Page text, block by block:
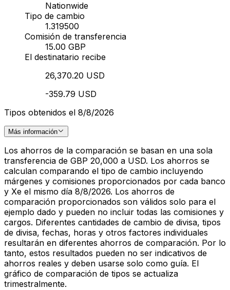
Nationwide
Tipo de cambio
1.319500
Comisión de transferencia
15.00 GBP
El destinatario recibe
26,370.20 USD
-359.79 USD
Tipos obtenidos el 8/8/2026
Más información
Los ahorros de la comparación se basan en una sola
transferencia de GBP 20,000 a USD. Los ahorros se
calculan comparando el tipo de cambio incluyendo
márgenes y comisiones proporcionados por cada banco
y Xe el mismo día 8/8/2026. Los ahorros de
comparación proporcionados son válidos solo para el
ejemplo dado y pueden no incluir todas las comisiones y
cargos. Diferentes cantidades de cambio de divisa, tipos
de divisa, fechas, horas y otros factores individuales
resultarán en diferentes ahorros de comparación. Por lo
tanto, estos resultados pueden no ser indicativos de
ahorros reales y deben usarse solo como guía. El
gráfico de comparación de tipos se actualiza
trimestralmente.